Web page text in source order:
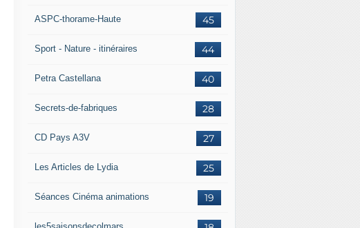
45
ASPC-thorame-Haute
44
Sport - Nature - itinéraires
40
Petra Castellana
28
Secrets-de-fabriques
27
CD Pays A3V
25
Les Articles de Lydia
19
Séances Cinéma animations
les5saisonsdecolmars